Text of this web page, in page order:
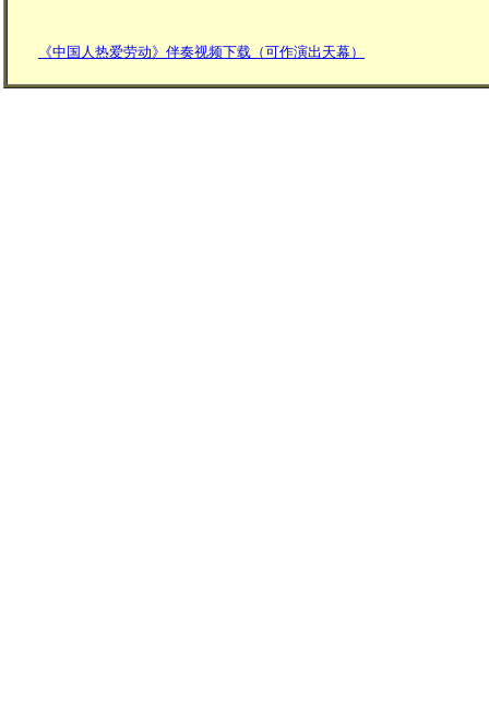
《中国人热爱劳动》伴奏视频下载（可作演出天幕）